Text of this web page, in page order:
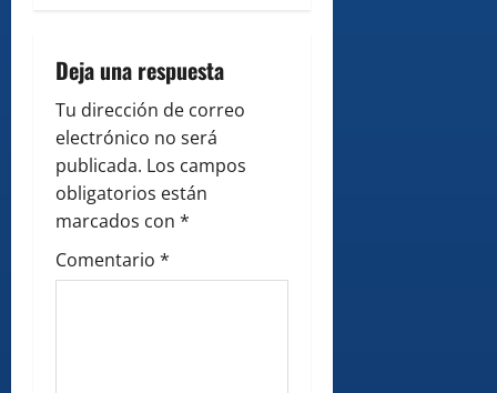
g
a
t
i
o
Deja una respuesta
Tu dirección de correo
electrónico no será
publicada. Los campos
obligatorios están
marcados con *
Comentario *